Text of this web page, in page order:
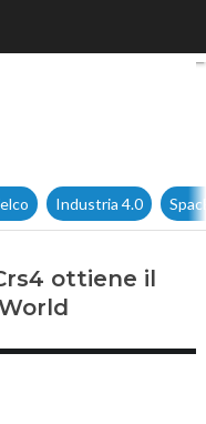
computing, Crs4
Industria 4.0
ottiene il